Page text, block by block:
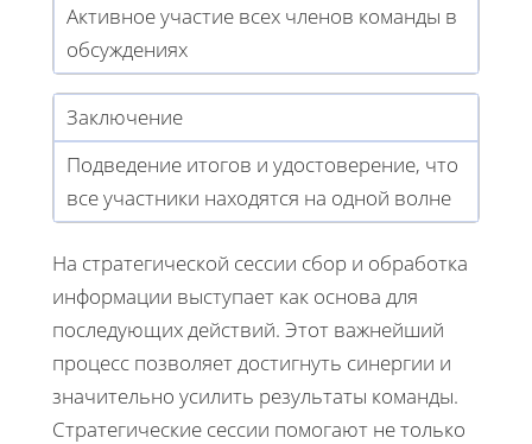
Активное участие всех членов команды в
обсуждениях
Заключение
Подведение итогов и удостоверение, что
все участники находятся на одной волне
На стратегической сессии сбор и обработка
информации выступает как основа для
последующих действий. Этот важнейший
процесс позволяет достигнуть синергии и
значительно усилить результаты команды.
Стратегические сессии помогают не только